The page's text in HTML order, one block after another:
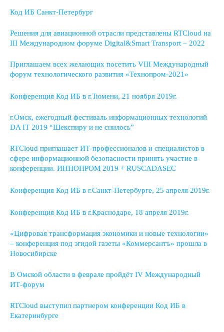
Код ИБ Санкт-Петербург
Решения для авиационной отрасли представлены RTCloud на
III Международном форуме Digital&Smart Transport – 2022
Приглашаем всех желающих посетить VIII Международный
форум технологического развития «Технопром-2021»
Конференция Код ИБ в г.Тюмени, 21 ноября 2019г.
г.Омск, ежегодный фестиваль информационных технологий
DA IT 2019 “Шекспиру и не снилось”
RTCloud приглашает ИТ-профессионалов и специалистов в
сфере информационной безопасности принять участие в
конференции. ИННОПРОМ 2019 + RUSCADASEC
Конференция Код ИБ в г.Санкт-Петербурге, 25 апреля 2019г.
Конференция Код ИБ в г.Краснодаре, 18 апреля 2019г.
«Цифровая трансформация экономики и новые технологии»
– конференция под эгидой газеты «Коммерсантъ» прошла в
Новосибирске
В Омской области в феврале пройдёт IV Международный
ИТ-форум
RTCloud выступил партнером конференции Код ИБ в
Екатеринбурге